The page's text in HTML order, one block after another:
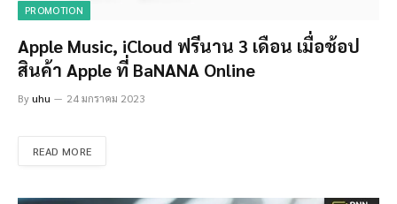
PROMOTION
Apple Music, iCloud ฟรีนาน 3 เดือน เมื่อช้อป
สินค้า Apple ที่ BaNANA Online
Byuhu 24 มกราคม 2023
READ MORE